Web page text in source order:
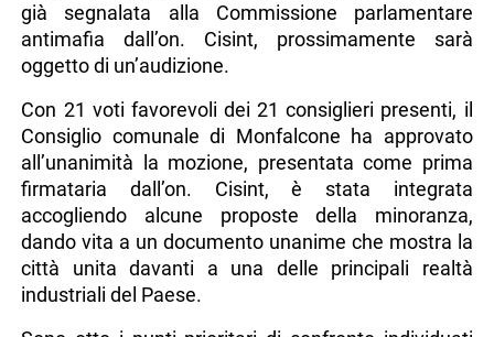
già segnalata alla Commissione parlamentare
antimafia dall’on. Cisint, prossimamente sarà
oggetto di un’audizione.
Con 21 voti favorevoli dei 21 consiglieri presenti, il
Consiglio comunale di Monfalcone ha approvato
all’unanimità la mozione, presentata come prima
firmataria dall’on. Cisint, è stata integrata
accogliendo alcune proposte della minoranza,
dando vita a un documento unanime che mostra la
città unita davanti a una delle principali realtà
industriali del Paese.